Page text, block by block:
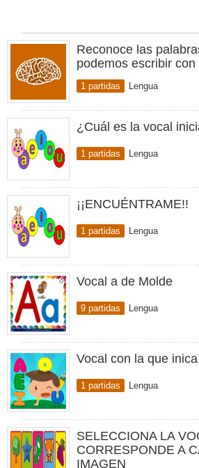
Reconoce las
podemos escribir con
1 partidas Lengua
¿Cuál es la vocal
1 partidas Lengua
¡¡ENCUÉNTRAME!!
1 partidas Lengua
Vocal a de Molde
9 partidas Lengua
Vocal con la que
1 partidas Lengua
SELECCIONA LA
CORRESPONDE A
IMAGEN